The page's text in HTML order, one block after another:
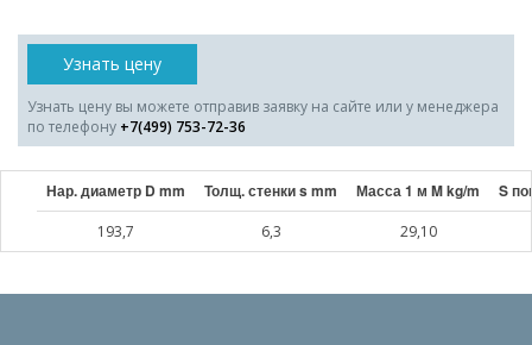
Узнать цену
Узнать цену вы можете отправив заявку на сайте или у менеджера
по телефону +7(499) 753-72-36
Нар. диаметр D mm Толщ. стенки s mm Масса 1 м M kg/m S
193,7 6,3 29,10